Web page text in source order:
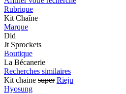
Rubrique
Kit Chaîne
Marque
Did
Jt Sprockets
Boutique
La Bécanerie
Recherches similaires
Kit chaine super Rieju
Hyosung